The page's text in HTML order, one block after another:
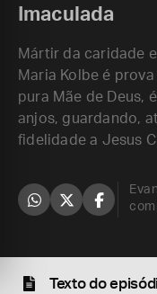
Imaculada
Mártir da caridade
Maria Kolbe é
pura Mãe de Deus,
anjos, guardando,
fidelidade a Jesus
Texto do